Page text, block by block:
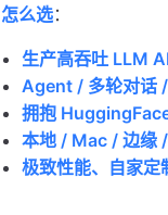
怎么选：
生产高吞吐 LLM
Agent / 多轮对话
拥抱
本地 / Mac / 边缘
极致性能、自家定